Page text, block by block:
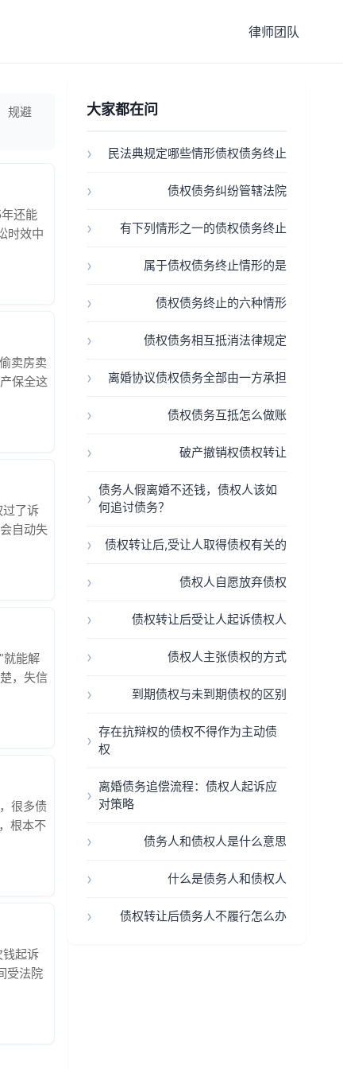
律师团队
规避
还能
时效中
函最
卖房卖
保全这
案例：
过了诉
自动失
条直
就能解
，失信
高铁
很多债
根本不
法院通
钱起诉
受法院
身份
大家都在问
民法典规定哪些情形债权债务终止
债权债务纠纷管辖法院
有下列情形之一的债权债务终止
属于债权债务终止情形的是
债权债务终止的六种情形
债权债务相互抵消法律规定
离婚协议债权债务全部由一方承担
债权债务互抵怎么做账
破产撤销权债权转让
债务人假离婚不还钱，债权人该如
何追讨债务？
债权转让后,受让人取得债权有关的
债权人自愿放弃债权
债权转让后受让人起诉债权人
债权人主张债权的方式
到期债权与未到期债权的区别
存在抗辩权的债权不得作为主动债
权
离婚债务追偿流程：债权人起诉应
对策略
债务人和债权人是什么意思
什么是债务人和债权人
债权转让后债务人不履行怎么办